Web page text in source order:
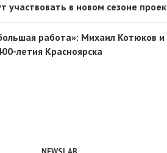
участвовать в новом сезоне
работа»: Михаил Котюков и
летия Красноярска